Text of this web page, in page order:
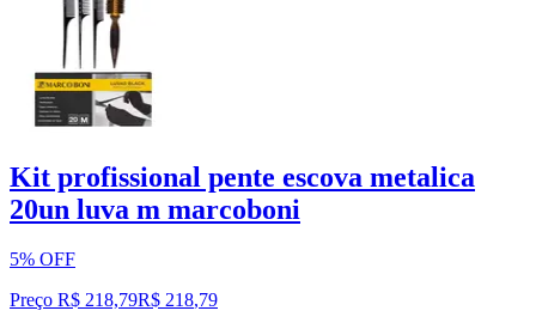
Kit profissional pente escova metalica
20un luva m marcoboni
5% OFF
Preço R$ 218,79R$ 218,79